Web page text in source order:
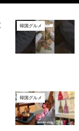
韓国グルメ
韓国グルメ